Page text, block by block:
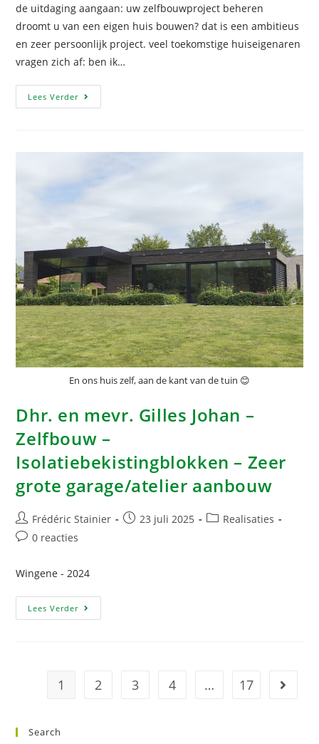
de uitdaging aangaan: uw zelfbouwproject beheren
droomt u van een eigen huis bouwen? dat is een ambitieus
en zeer persoonlijk project. veel toekomstige huiseigenaren
vragen zich af: ben ik…
Lees Verder
En ons huis zelf, aan de kant van de tuin 😊
Dhr. en mevr. Gilles Johan –
Zelfbouw –
Isolatiebekistingblokken – Zeer
grote garage/atelier aanbouw
Frédéric Stainier 23 juli 2025
Realisaties
0 reacties
Wingene - 2024
Lees Verder
1 2 3 4 … 17
Search